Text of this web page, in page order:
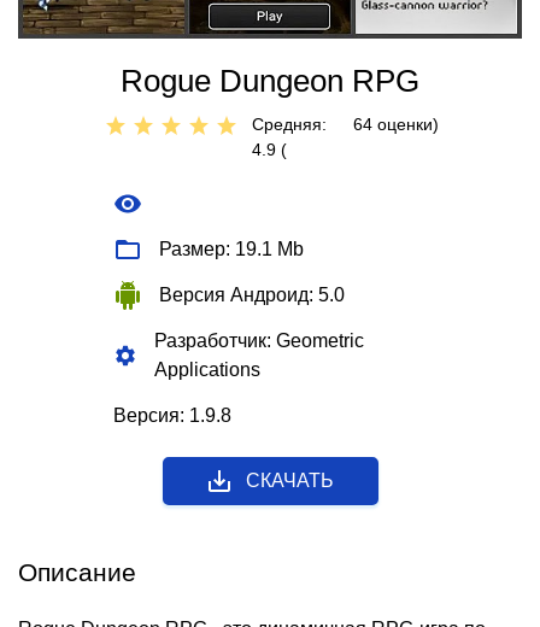
Rogue Dungeon RPG
Средняя:
4.9 (
64 оценки)
Размер: 19.1 Mb
Версия Андроид: 5.0
Разработчик: Geometric
Applications
Версия: 1.9.8
СКАЧАТЬ
Описание